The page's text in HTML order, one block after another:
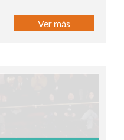
Ver más